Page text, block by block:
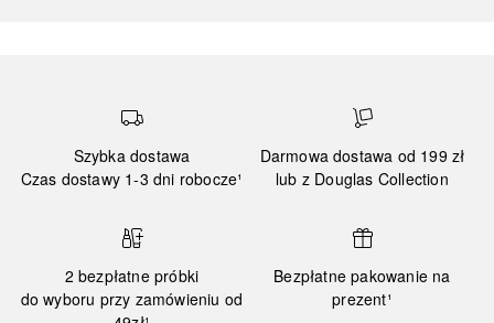
Szybka dostawa
Czas dostawy 1-3 dni robocze¹
Darmowa dostawa od 199 zł
lub z Douglas Collection
2 bezpłatne próbki
do wyboru przy zamówieniu od
Bezpłatne pakowanie na
prezent¹